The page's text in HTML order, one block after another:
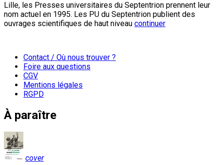
Lille, les Presses universitaires du Septentrion prennent leur
nom actuel en 1995. Les PU du Septentrion publient des
ouvrages scientifiques de haut niveau continuer
Contact / Où nous trouver ?
Foire aux questions
CGV
Mentions légales
RGPD
À paraître
cover